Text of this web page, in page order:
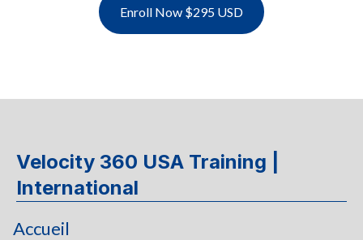
Enroll Now $295 USD
Velocity 360 USA Training |
International
Accueil